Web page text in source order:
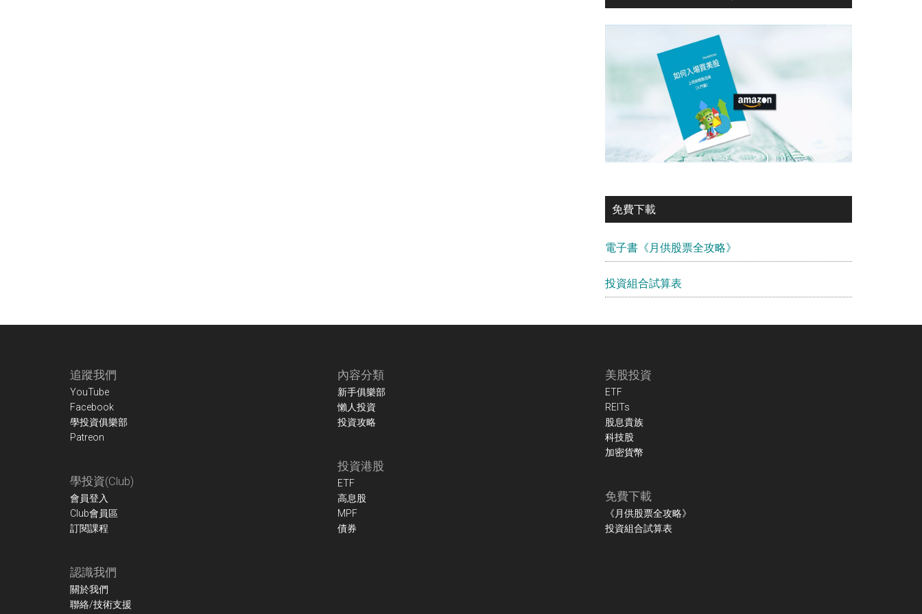
免費下載
電子書《月供股票全攻略》
投資組合試算表
追蹤我們
YouTube
Facebook
學投資俱樂部
Patreon
學投資(Club)
會員登入
Club會員區
訂閱課程
認識我們
關於我們
聯絡/技術支援
內容分類
新手俱樂部
懶人投資
投資攻略
投資港股
ETF
高息股
MPF
債券
美股投資
ETF
REITs
股息貴族
科技股
加密貨幣
免費下載
《月供股票全攻略》
投資組合試算表